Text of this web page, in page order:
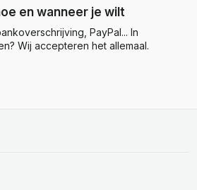
en wanneer je wilt
PayPal... In
Wij accepteren het allemaal.